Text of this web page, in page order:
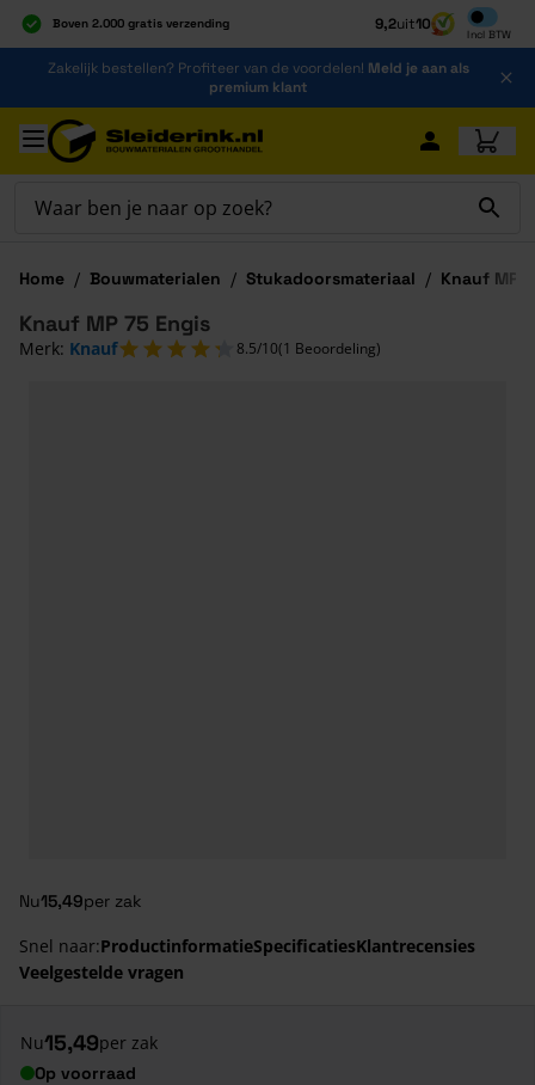
Boven 2.000 gratis verzending
Al 40 jaar dé specialist
Alles onder één dak
9,2uit10
Incl BTW
Inclusief
Ga naar de inhoud
Zakelijk bestellen? Profiteer van de voordelen! Meld je aan als
premium klant
Ga naar hoofdinhoud
Home / Bouwmaterialen / Stukadoorsmateriaal / Knauf MP
Nu15,49per zak
Knauf MP 75 Engis
Merk: Knauf 8.5/10(1 Beoordeling)
Snel naar:ProductinformatieSpecificatiesKlantrecensies
Veelgestelde vragen
Nu15,49per zak
Op voorraad